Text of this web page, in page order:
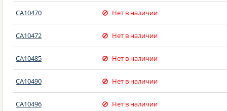
CA10470 Нет в наличии
CA10472 Нет в наличии
CA10485 Нет в наличии
CA10490 Нет в наличии
CA10496 Нет в наличии